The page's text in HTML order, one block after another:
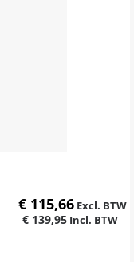
€ 115,66
€ 139,95